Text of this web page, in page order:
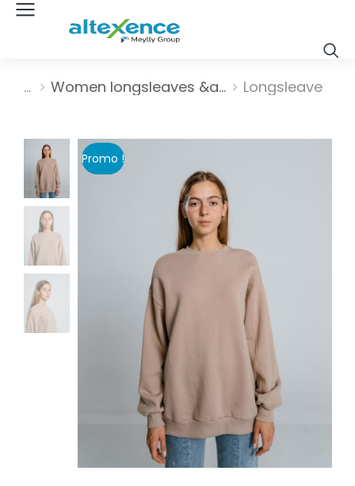
Vous êtes ici :
Women longsleaves &a… Longsleave
Promo !